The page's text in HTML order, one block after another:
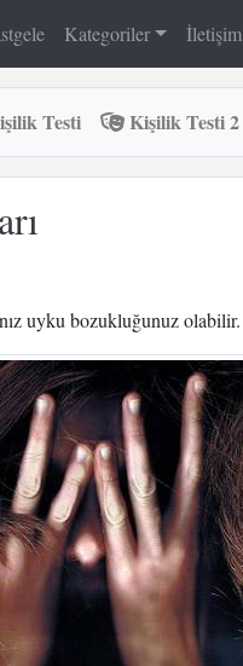
Kategoriler İletişim
Testi Kişilik Testi 2
uyku bozukluğunuz olabilir.